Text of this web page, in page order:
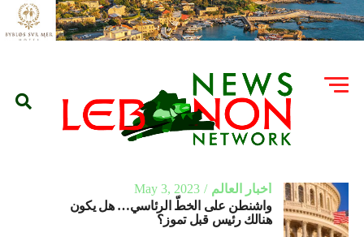
أخبار العالم
May 3, 2023
واشنطن على الخطّ الرئاسي… هل يكون
هنالك رئيس قبل تموز؟